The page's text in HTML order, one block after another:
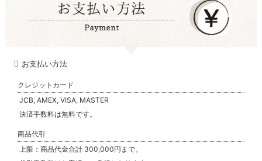
お支払い方法
クレジットカード
JCB, AMEX, VISA, MASTER
決済手数料は無料です。
商品代引
上限：商品代金合計 300,000円まで。